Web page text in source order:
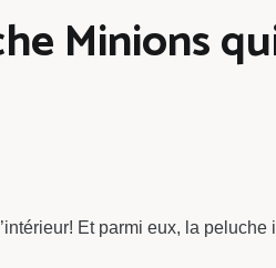
Minions
Et parmi eux, la peluche